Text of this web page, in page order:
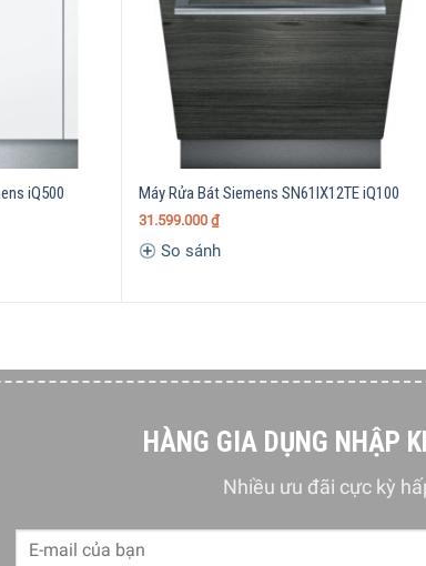
iQ300 SN23HW32UE/01: làm sạch
hơn gấp ba lần nhưng vẫn giữ nguyên hiệu
đã chạy. Và trên hết: Bạn có thể kích hoạt và điều
hay sao?
iQ500
Máy Rửa Bát Siemens SN61IX12TE iQ100
31.599.000 ₫
So sánh
HÀNG GIA DỤNG NHẬP
Nhiều ưu đãi cực kỳ